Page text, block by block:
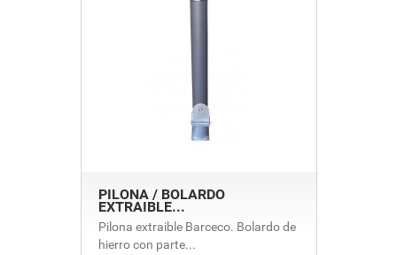
PILONA / BOLARDO
EXTRAIBLE...
Pilona extraible Barceco. Bolardo de
hierro con parte...